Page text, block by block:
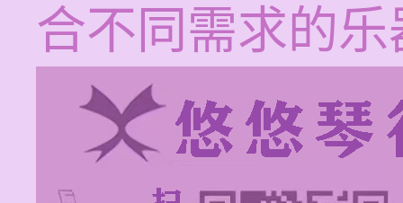
合不同需求的